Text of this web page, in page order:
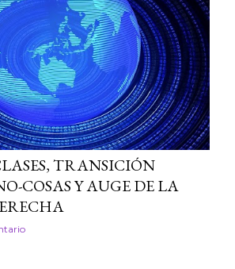
TRANSICIÓN
COSAS Y AUGE DE LA